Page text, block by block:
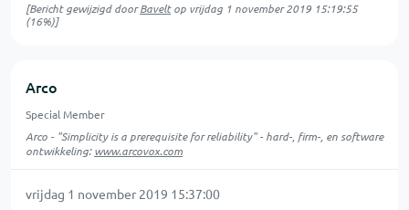
[Bericht gewijzigd doorBaveltop vrijdag 1 november 2019 15:19:55
(16%)]
Arco
Special Member
Arco - "Simplicity is a prerequisite for reliability" - hard-, firm-, en software
ontwikkeling:www.arcovox.com
vrijdag 1 november 2019 15:37:00